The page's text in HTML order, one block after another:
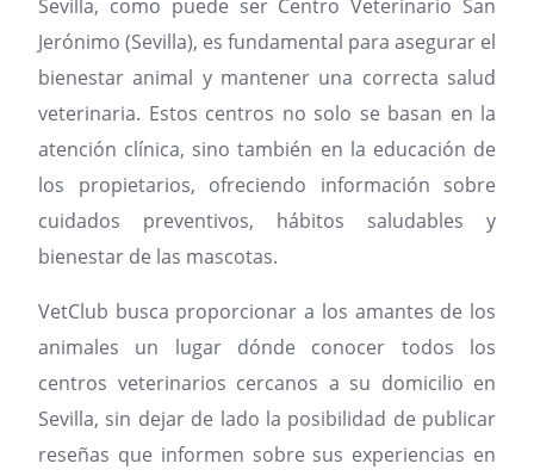
Sevilla, como puede ser Centro Veterinario San
Jerónimo (Sevilla), es fundamental para asegurar el
bienestar animal y mantener una correcta salud
veterinaria. Estos centros no solo se basan en la
atención clínica, sino también en la educación de
los propietarios, ofreciendo información sobre
cuidados preventivos, hábitos saludables y
bienestar de las mascotas.
VetClub busca proporcionar a los amantes de los
animales un lugar dónde conocer todos los
centros veterinarios cercanos a su domicilio en
Sevilla, sin dejar de lado la posibilidad de publicar
reseñas que informen sobre sus experiencias en